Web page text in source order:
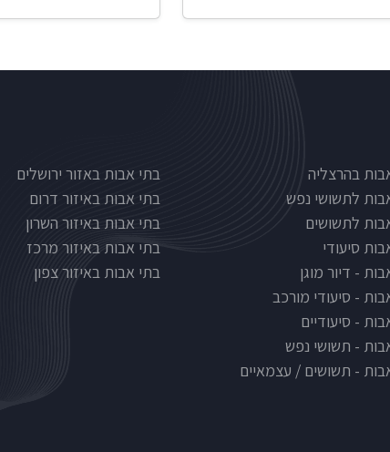
בהרצליה
לתשושי נפש
לתשושים
סיעודי
- דיור מוגן
- סיעודי מורכב
- סיעודיים
- תשושי נפש
- תשושים / עצמאיים
בתי אבות לפי אזורים
בתי אבות באזור ירושלים
בתי אבות באיזור דרום
בתי אבות באיזור השרון
בתי אבות באיזור מרכז
בתי אבות באיזור צפון